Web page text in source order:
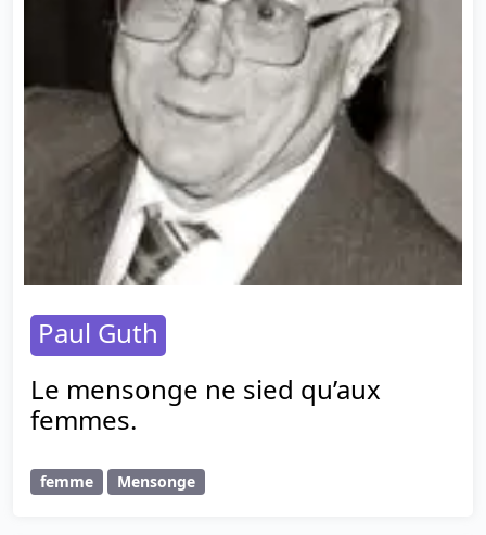
Paul Guth
Le mensonge ne sied qu’aux
femmes.
femme Mensonge